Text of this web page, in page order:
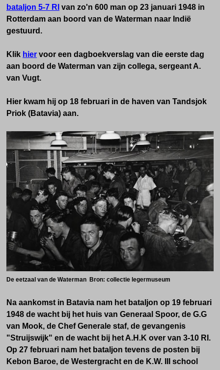
bataljon 5-7 RI van zo'n 600 man op 23 januari 1948 in
Rotterdam aan boord van de Waterman naar Indië
gestuurd.
Klik hier voor een dagboekverslag van die eerste dag
aan boord de Waterman van zijn collega, sergeant A.
van Vugt.
Hier kwam hij op 18 februari in de haven van Tandsjok
Priok (Batavia) aan.
De eetzaal van de Waterman Bron: collectie legermuseum
Na aankomst in Batavia nam het bataljon op 19 februari
1948 de wacht bij het huis van Generaal Spoor, de G.G
van Mook, de Chef Generale staf, de gevangenis
"Struijswijk" en de wacht bij het A.H.K over van 3-10 RI.
Op 27 februari nam het bataljon tevens de posten bij
Kebon Baroe, de Westergracht en de K.W. III school